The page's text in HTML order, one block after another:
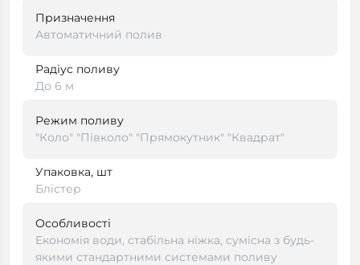
Призначення
Автоматичний полив
Радіус поливу
До 6 м
Режим поливу
"Коло" "Півколо" "Прямокутник" "Квадрат"
Упаковка, шт
Блістер
Особливості
Економія води, стабільна ніжка, сумісна з будь-
якими стандартними системами поливу